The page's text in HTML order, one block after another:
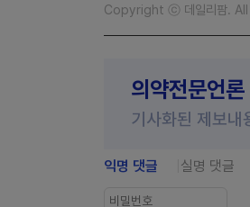
Copyright ⓒ 데일리팜. All
의약전문언
기사화된 제보내
익명 댓글 실명 댓글